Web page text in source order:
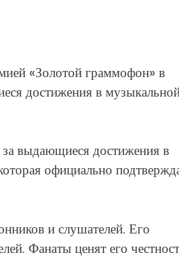
«Золотой граммофон» в
достижения в
выдающиеся достижения в
официально
и слушателей. Его
Фанаты ценят его